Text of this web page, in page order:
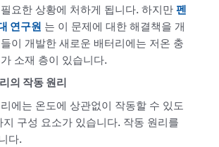
요한 상황에 처하게 됩니다. 하지만 펜
연구원 는 이 문제에 대한 해결책을 개
이 개발한 새로운 배터리에는 저온 충
소재 층이 있습니다.
의 작동 원리
에는 온도에 상관없이 작동할 수 있도
지 구성 요소가 있습니다. 작동 원리를
다.